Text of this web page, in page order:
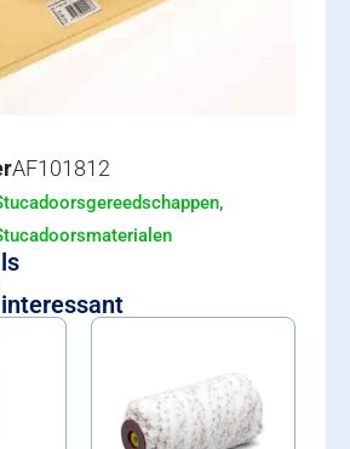
AF101812
,